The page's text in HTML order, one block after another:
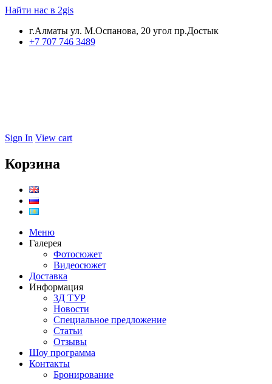
Найти нас в 2gis
г.Алматы ул. М.Оспанова, 20 угол пр.Достык
+7 707 746 3489
Sign In View cart
Корзина
Меню
Галерея
Фотосюжет
Видеосюжет
Доставка
Информация
3Д ТУР
Новости
Cпециальное предложение
Статьи
Отзывы
Шоу программа
Контакты
Бронирование